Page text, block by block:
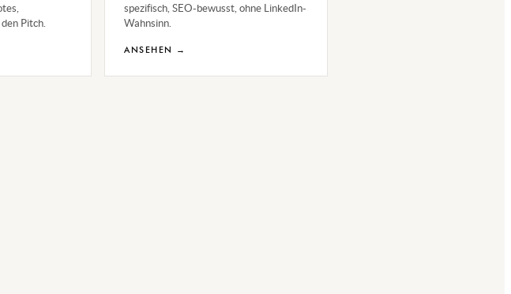
Pitch.
spezifisch, SEO-bewusst, ohne LinkedIn-
Wahnsinn.
ANSEHEN →